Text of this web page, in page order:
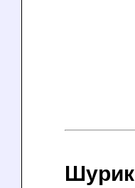
Шурик